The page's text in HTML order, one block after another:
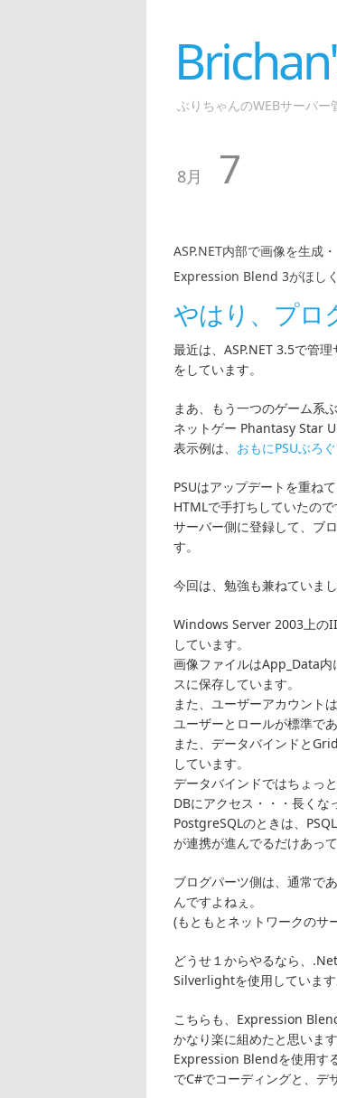
ぶりちゃんのWEBサーバー
8月 7
ASP.NET内部で画像を生成
Expression Blend 3がほし
やはり、プロ
最近は、ASP.NET 3.5で管
をしています。
まあ、もう一つのゲーム系
ネットゲー Phantasy Star
表示例は、 おもにPSUぶろぐ
PSUはアップデートを重ね
HTMLで手打ちしていたの
サーバー側に登録して、ブ
す。
今回は、勉強も兼ねていま
Windows Server 2003上の
しています。
画像ファイルはApp_Data
スに保存しています。
また、ユーザーアカウント
ユーザーとロールが標準で
また、データバインドと
しています。
データバインドではちょっ
DBにアクセス・・・長くな
PostgreSQLのときは、
が連携が進んでるだけあっ
ブログパーツ側は、通常で
んですよねぇ。
(もともとネットワークのサ
どうせ１からやるなら、
Silverlightを使用しています
こちらも、Expression
かなり楽に組めたと思います
Expression Blendを使用す
でC#でコーディングと、デ